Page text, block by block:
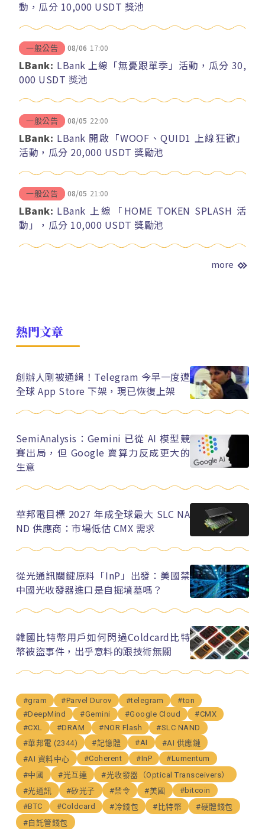
動，瓜分 10,000 USDT 獎池
一般公告 08/06 17:00
LBank: LBank 上線「無憂跟單季」活動，瓜分 30,
000 USDT 獎池
一般公告 08/05 22:00
LBank: LBank 開啟「WOOF、QUID1 上線狂歡」
活動，瓜分 20,000 USDT 獎勵池
一般公告 08/05 21:00
LBank: LBank 上線「HOME TOKEN SPLASH 活
動」，瓜分 10,000 USDT 獎勵池
more
熱門文章
創辦人剛被通緝！Telegram 今早一度遭
全球 App Store 下架，現已恢復上架
SemiAnalysis：Gemini 已從 AI 模型競
賽出局，但 Google 賣算力反成更大的
生意
華邦電目標 2027 年成全球最大 SLC NA
ND 供應商：市場低估 CMX 需求
從光通訊關鍵原料「InP」出發：美國禁
中國光收發器進口是自掘墳墓嗎？
韓國比特幣用戶如何閃過Coldcard比特
幣被盜事件，出乎意料的跟技術無關
#gram #Parvel Durov #telegram
#ton
#DeepMind
#Gemini #Google Cloud
#CMX
#CXL
#DRAM #NOR Flash
#SLC NAND
#華邦電 (2344)
#記憶體 #AI
#AI 供應鏈
#AI 資料中心
#Coherent #InP
#Lumentum
#中國
#光互連
#光收發器（Optical Transceivers）
#光通訊
#矽光子 #禁令 #美國
#bitcoin
#BTC
#Coldcard #冷錢包 #比特幣
#硬體錢包
#自託管錢包